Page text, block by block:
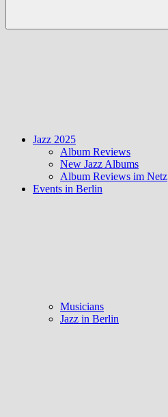
Jazz 2025
Album Reviews
New Jazz Albums
Album Reviews im Netz
Events in Berlin
Musicians
Jazz in Berlin